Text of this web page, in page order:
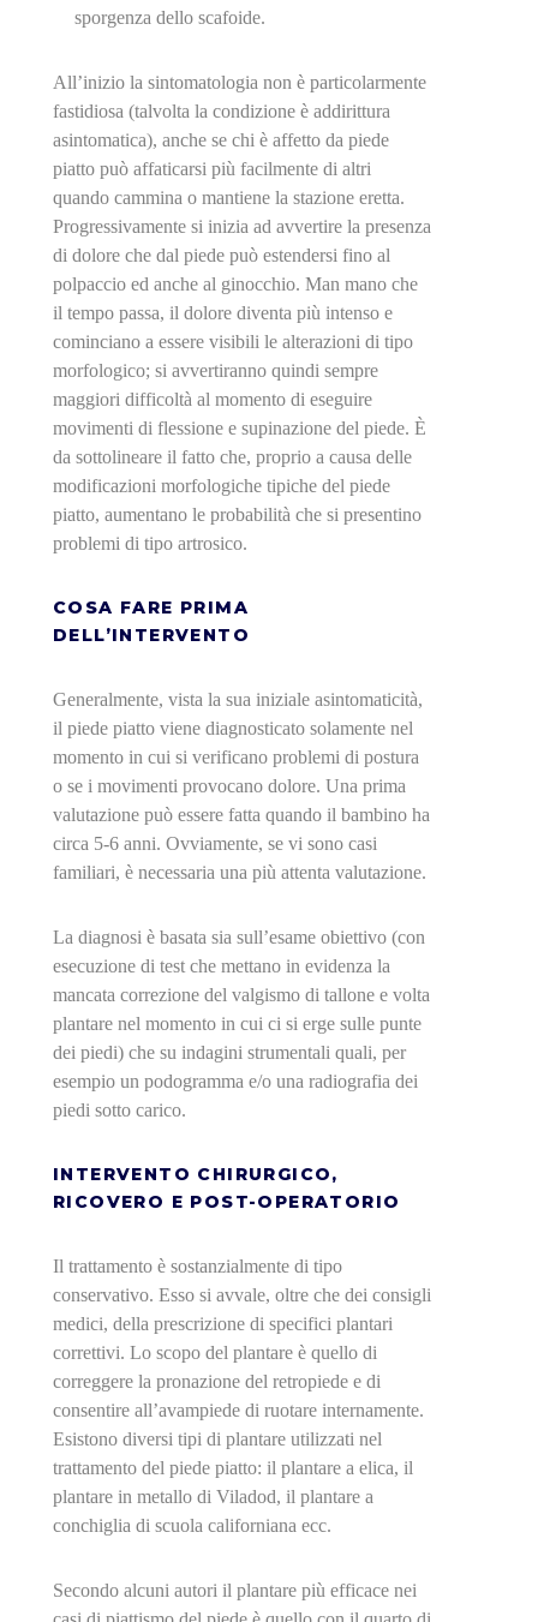
sporgenza dello scafoide.
All’inizio la sintomatologia non è particolarmente
fastidiosa (talvolta la condizione è addirittura
asintomatica), anche se chi è affetto da piede
piatto può affaticarsi più facilmente di altri
quando cammina o mantiene la stazione eretta.
Progressivamente si inizia ad avvertire la presenza
di dolore che dal piede può estendersi fino al
polpaccio ed anche al ginocchio. Man mano che
il tempo passa, il dolore diventa più intenso e
cominciano a essere visibili le alterazioni di tipo
morfologico; si avvertiranno quindi sempre
maggiori difficoltà al momento di eseguire
movimenti di flessione e supinazione del piede. È
da sottolineare il fatto che, proprio a causa delle
modificazioni morfologiche tipiche del piede
piatto, aumentano le probabilità che si presentino
problemi di tipo artrosico.
COSA FARE PRIMA
DELL’INTERVENTO
Generalmente, vista la sua iniziale asintomaticità,
il piede piatto viene diagnosticato solamente nel
momento in cui si verificano problemi di postura
o se i movimenti provocano dolore. Una prima
valutazione può essere fatta quando il bambino ha
circa 5-6 anni. Ovviamente, se vi sono casi
familiari, è necessaria una più attenta valutazione.
La diagnosi è basata sia sull’esame obiettivo (con
esecuzione di test che mettano in evidenza la
mancata correzione del valgismo di tallone e volta
plantare nel momento in cui ci si erge sulle punte
dei piedi) che su indagini strumentali quali, per
esempio un podogramma e/o una radiografia dei
piedi sotto carico.
INTERVENTO CHIRURGICO,
RICOVERO E POST-OPERATORIO
Il trattamento è sostanzialmente di tipo
conservativo. Esso si avvale, oltre che dei consigli
medici, della prescrizione di specifici plantari
correttivi. Lo scopo del plantare è quello di
correggere la pronazione del retropiede e di
consentire all’avampiede di ruotare internamente.
Esistono diversi tipi di plantare utilizzati nel
trattamento del piede piatto: il plantare a elica, il
plantare in metallo di Viladod, il plantare a
conchiglia di scuola californiana ecc.
Secondo alcuni autori il plantare più efficace nei